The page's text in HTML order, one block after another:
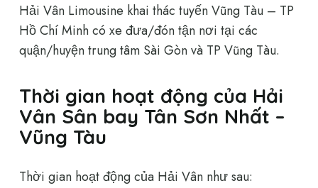
Hải Vân Limousine khai thác tuyến Vũng Tàu – TP
Hồ Chí Minh có xe đưa/đón tận nơi tại các
quận/huyện trung tâm Sài Gòn và TP Vũng Tàu.
Thời gian hoạt động của Hải
Vân Sân bay Tân Sơn Nhất –
Vũng Tàu
Thời gian hoạt động của Hải Vân như sau: